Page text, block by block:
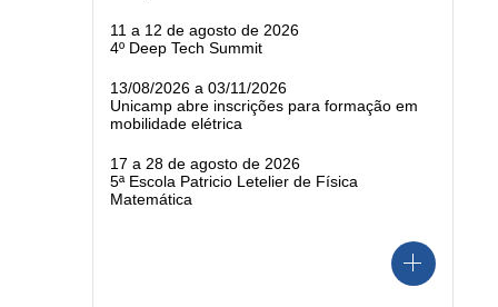
11 a 12 de agosto de 2026
4º Deep Tech Summit
13/08/2026 a 03/11/2026
Unicamp abre inscrições para formação em
mobilidade elétrica
17 a 28 de agosto de 2026
5ª Escola Patricio Letelier de Física
Matemática